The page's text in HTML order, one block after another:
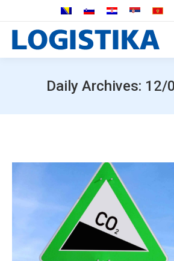
Daily Archives: 12/